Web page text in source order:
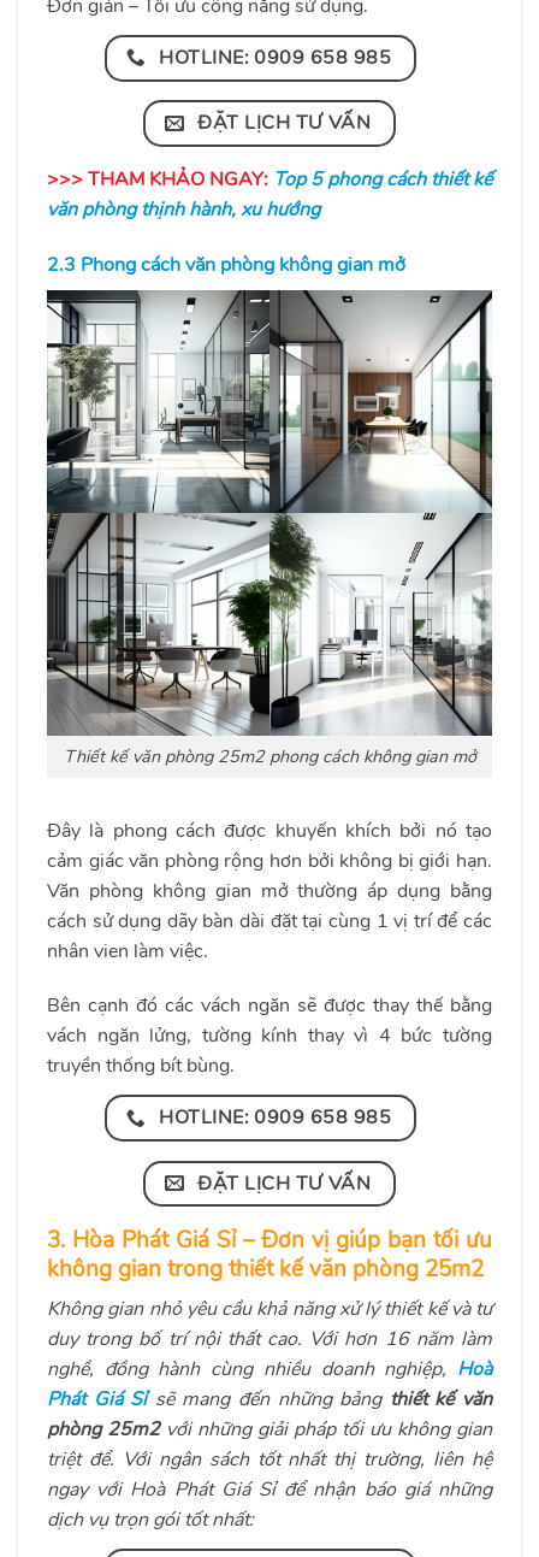
Đơn giản – Tối ưu công năng sử dụng.
HOTLINE: 0909 658 985
ĐẶT LỊCH TƯ VẤN
>>> THAM KHẢO NGAY: Top 5 phong cách thiết kế
văn phòng thịnh hành, xu hướng
2.3 Phong cách văn phòng không gian mở
Thiết kế văn phòng 25m2 phong cách không gian mở
Đây là phong cách được khuyến khích bởi nó tạo
cảm giác văn phòng rộng hơn bởi không bị giới hạn.
Văn phòng không gian mở thường áp dụng bằng
cách sử dụng dãy bàn dài đặt tại cùng 1 vị trí để các
nhân vien làm việc.
Bên cạnh đó các vách ngăn sẽ được thay thế bằng
vách ngăn lửng, tường kính thay vì 4 bức tường
truyền thống bít bùng.
HOTLINE: 0909 658 985
ĐẶT LỊCH TƯ VẤN
3. Hòa Phát Giá Sỉ – Đơn vị giúp bạn tối ưu
không gian trong thiết kế văn phòng 25m2
Không gian nhỏ yêu cầu khả năng xử lý thiết kế và tư
duy trong bố trí nội thất cao. Với hơn 16 năm làm
nghề, đồng hành cùng nhiều doanh nghiệp, Hoà
Phát Giá Sỉsẽ mang đến những bảng thiết kế văn
phòng 25m2với những giải pháp tối ưu không gian
triệt để. Với ngân sách tốt nhất thị trường, liên hệ
ngay với Hoà Phát Giá Sỉ để nhận báo giá những
dịch vụ trọn gói tốt nhất: